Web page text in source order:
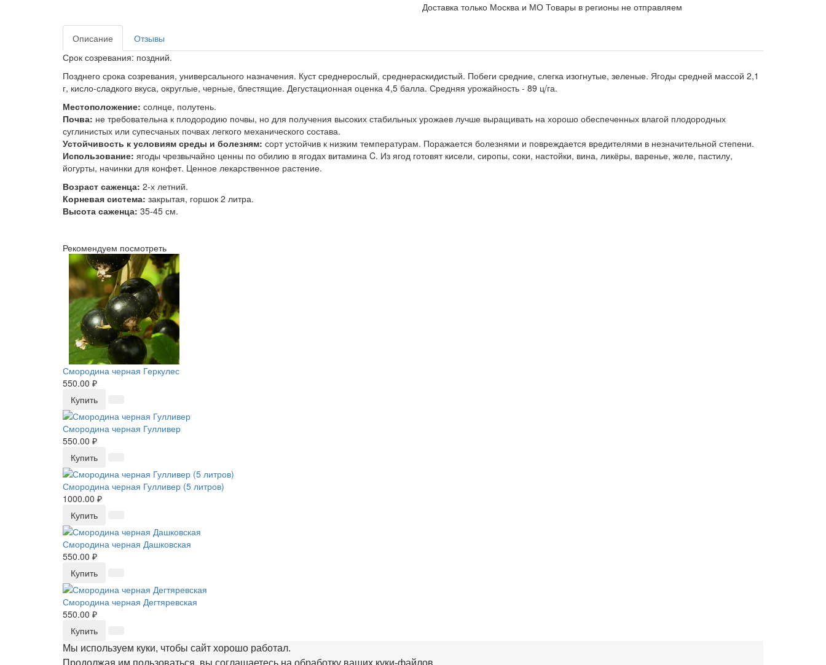
Доставка только Москва и МО Товары в регионы не отправляем
Описание
Отзывы
Срок созревания: поздний.
Позднего срока созревания, универсального назначения. Куст среднерослый, среднераскидистый. Побеги средние, слегка изогнутые, зеленые. Ягоды средней массой 2,1
г, кисло-сладкого вкуса, округлые, черные, блестящие. Дегустационная оценка 4,5 балла. Средняя урожайность - 89 ц/га.
Местоположение: солнце, полутень.
Почва: не требовательна к плодородию почвы, но для получения высоких стабильных урожаев лучше выращивать на хорошо обеспеченных влагой плодородных
суглинистых или супесчаных почвах легкого механического состава.
Устойчивость к условиям среды и болезням: сорт устойчив к низким температурам. Поражается болезнями и повреждается вредителями в незначительной степени.
Использование: ягоды чрезвычайно ценны по обилию в ягодах витамина C. Из ягод готовят кисели, сиропы, соки, настойки, вина, ликёры, варенье, желе, пастилу,
йогурты, начинки для конфет. Ценное лекарственное растение.
Возраст саженца: 2-х летний.
Корневая система: закрытая, горшок 2 литра.
Высота саженца: 35-45 см.
Рекомендуем посмотреть
Смородина черная Геркулес
550.00 ₽
Купить
Смородина черная Гулливер
550.00 ₽
Купить
Смородина черная Гулливер (5 литров)
1000.00 ₽
Купить
Смородина черная Дашковская
550.00 ₽
Купить
Смородина черная Дегтяревская
550.00 ₽
Купить
Мы используем куки, чтобы сайт хорошо работал.
Продолжая им пользоваться, вы соглашаетесь на обработку ваших куки‑файлов.